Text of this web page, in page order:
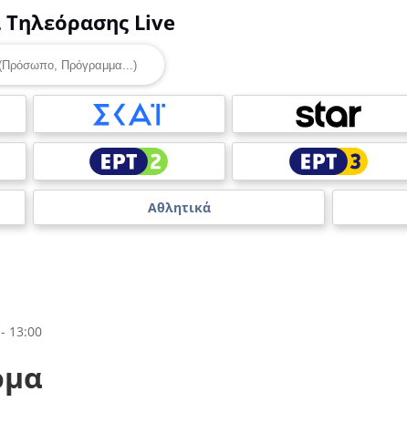
Live
Αθλητικά
13:00